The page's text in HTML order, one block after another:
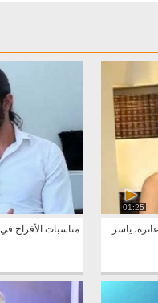
01:25
ياسر
مناسبات الأفراح